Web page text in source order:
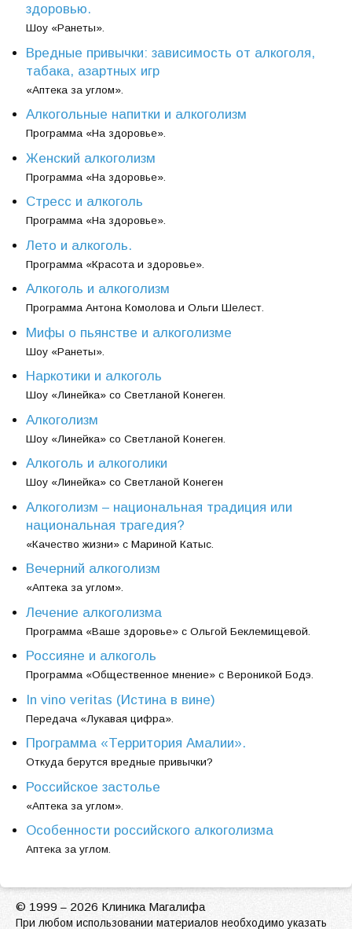
здоровью.
Шоу «Ранеты».
Вредные привычки: зависимость от алкоголя,
табака, азартных игр
«Аптека за углом».
Алкогольные напитки и алкоголизм
Программа «На здоровье».
Женский алкоголизм
Программа «На здоровье».
Стресс и алкоголь
Программа «На здоровье».
Лето и алкоголь.
Программа «Красота и здоровье».
Алкоголь и алкоголизм
Программа Антона Комолова и Ольги Шелест.
Мифы о пьянстве и алкоголизме
Шоу «Ранеты».
Наркотики и алкоголь
Шоу «Линейка» со Светланой Конеген.
Алкоголизм
Шоу «Линейка» со Светланой Конеген.
Алкоголь и алкоголики
Шоу «Линейка» со Светланой Конеген
Алкоголизм – национальная традиция или
национальная трагедия?
«Качество жизни» с Мариной Катыс.
Вечерний алкоголизм
«Аптека за углом».
Лечение алкоголизма
Программа «Ваше здоровье» с Ольгой Беклемищевой.
Россияне и алкоголь
Программа «Общественное мнение» с Вероникой Бодэ.
In vino veritas (Истина в вине)
Передача «Лукавая цифра».
Программа «Территория Амалии».
Откуда берутся вредные привычки?
Российское застолье
«Аптека за углом».
Особенности российского алкоголизма
Аптека за углом.
© 1999 – 2026 Клиника Магалифа
При любом использовании материалов необходимо указать